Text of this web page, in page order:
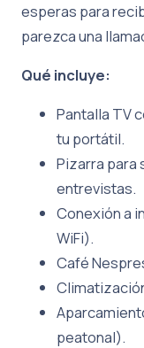
esperas para
parezca una
Qué incluye:
Pantalla TV
tu portátil.
Pizarra para
entrevistas.
Conexión a
WiFi).
Café
peatonal).